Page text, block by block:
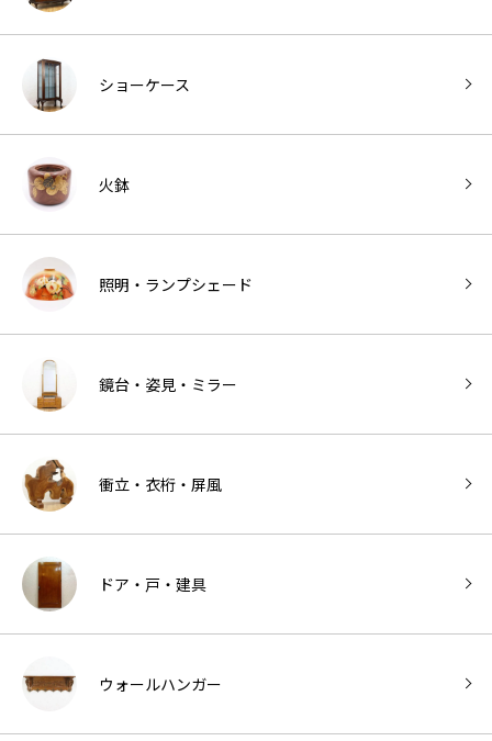
ショーケース
火鉢
照明・ランプシェード
鏡台・姿見・ミラー
衝立・衣桁・屏風
ドア・戸・建具
ウォールハンガー